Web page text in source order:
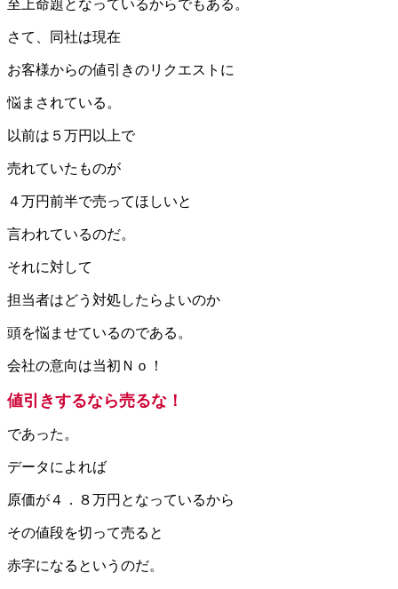
至上命題となっているからでもある。
さて、同社は現在
お客様からの値引きのリクエストに
悩まされている。
以前は５万円以上で
売れていたものが
４万円前半で売ってほしいと
言われているのだ。
それに対して
担当者はどう対処したらよいのか
頭を悩ませているのである。
会社の意向は当初Ｎｏ！
値引きするなら売るな！
であった。
データによれば
原価が４．８万円となっているから
その値段を切って売ると
赤字になるというのだ。